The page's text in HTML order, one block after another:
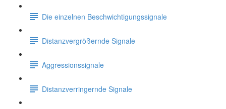
Die einzelnen Beschwichtigungssignale
Distanzvergrößernde Signale
Aggressionssignale
Distanzverringernde Signale